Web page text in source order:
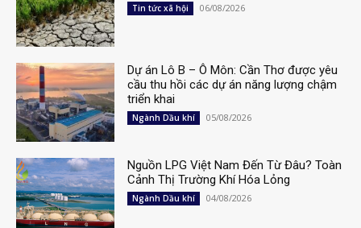
Tin tức xã hội 06/08/2026
Dự án Lô B – Ô Môn: Cần Thơ được yêu
cầu thu hồi các dự án năng lượng chậm
triển khai
Ngành Dầu khí 05/08/2026
Nguồn LPG Việt Nam Đến Từ Đâu? Toàn
Cảnh Thị Trường Khí Hóa Lỏng
Ngành Dầu khí 04/08/2026